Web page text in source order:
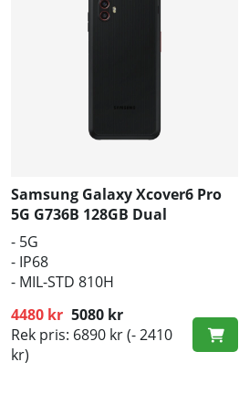
Samsung Galaxy Xcover6 Pro
5G G736B 128GB Dual
- 5G
- IP68
- MIL-STD 810H
4480 kr 5080 kr
Rek pris: 6890 kr(- 2410
kr)
Ordinarie pris: